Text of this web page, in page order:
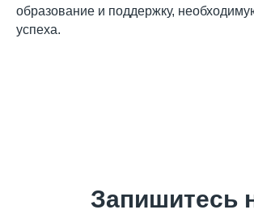
образование и поддержку,
успеха.
Запишитесь